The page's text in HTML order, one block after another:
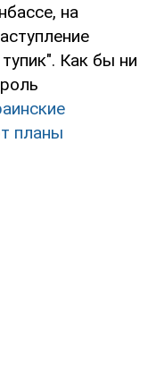
на
Как бы ни
планы